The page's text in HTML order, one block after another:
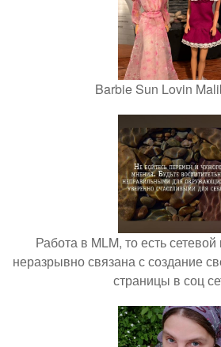
Barbie Sun Lovin
Работа в MLM, то есть
неразрывно связана с создание
страницы в соц